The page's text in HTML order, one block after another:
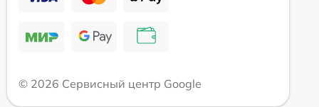
© 2026 Сервисный центр Google